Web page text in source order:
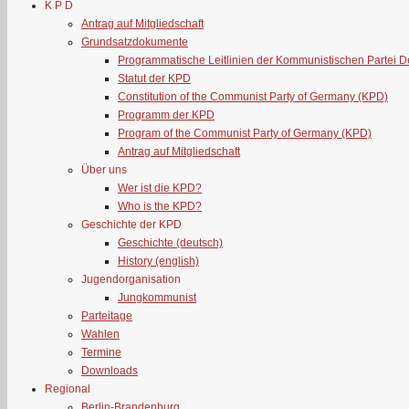
K P D
Antrag auf Mitgliedschaft
Grundsatzdokumente
Programmatische Leitlinien der Kommunistischen Partei
Statut der KPD
Constitution of the Communist Party of Germany (KPD)
Programm der KPD
Program of the Communist Party of Germany (KPD)
Antrag auf Mitgliedschaft
Über uns
Wer ist die KPD?
Who is the KPD?
Geschichte der KPD
Geschichte (deutsch)
History (english)
Jugendorganisation
Jungkommunist
Parteitage
Wahlen
Termine
Downloads
Regional